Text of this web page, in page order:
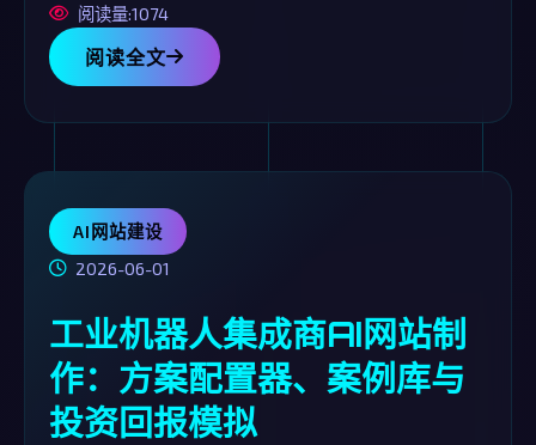
阅读量:1074
阅读全文
AI网站建设
2026-06-01
工业机器人集成商AI网站制
作：方案配置器、案例库与
投资回报模拟